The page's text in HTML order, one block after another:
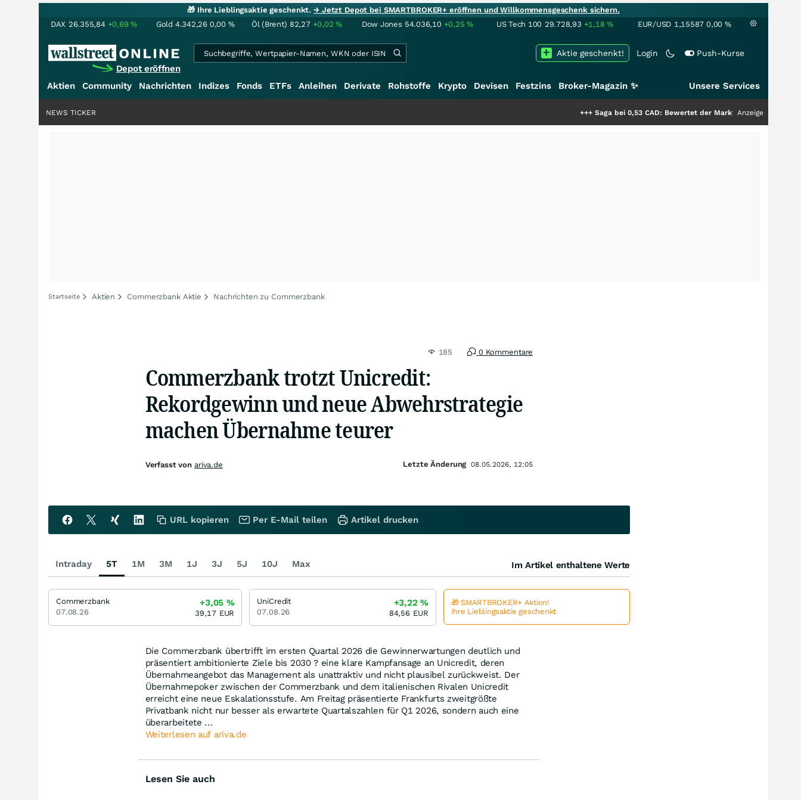
🎁 Ihre Lieblingsaktie geschenkt.→ Jetzt Depot bei SMARTBROKER+ eröffnen und Willkommensgeschenk sichern.
DAX 26.355,84 +0,69% Gold 4.342,26 0,00 % Öl (Brent) 82,27 +0,02% Dow Jones 54.036,10 +0,25% US Tech 100 29.728,93 +1,18% EUR/USD 1,15587 0,00 %
Depot eröffnen
Login Push-Kurse
Aktie geschenkt!
Aktien Community Nachrichten Indizes Fonds ETFs Anleihen Derivate Rohstoffe Krypto Devisen Festzins Broker-Magazin ✨ Unsere Services
Saga bei 0,53 CAD: Bewertet der Markt noch immer nur die Hälfte der
Anzeige
NEWS TICKER
Startseite Aktien Commerzbank Aktie Nachrichten zu Commerzbank
185 0 Kommentare
Commerzbank trotzt Unicredit:
Rekordgewinn und neue Abwehrstrategie
machen Übernahme teurer
Die Commerzbank übertrifft im ersten Quartal 2026 die Gewinnerwartungen deutlich und
präsentiert ambitionierte Ziele bis 2030 ? eine klare Kampfansage an Unicredit, deren
Übernahmeangebot das Management als unattraktiv und nicht plausibel zurückweist. Der
Übernahmepoker zwischen der Commerzbank und dem italienischen Rivalen Unicredit
erreicht eine neue Eskalationsstufe. Am Freitag präsentierte Frankfurts zweitgrößte
Privatbank nicht nur besser als erwartete Quartalszahlen für Q1 2026, sondern auch eine
überarbeitete ...
Weiterlesen auf ariva.de
Lesen Sie auch
Verfasst von ariva.de Letzte Änderung 08.05.2026, 12:05
URL kopieren Per E-Mail teilen Artikel drucken
Intraday 5T 1M 3M 1J 3J 5J 10J Max Im Artikel enthaltene Werte
Commerzbank
07.08.26
+3,05 %
39,17 EUR
UniCredit
07.08.26
+3,22 %
84,56 EUR
🎁 SMARTBROKER+ Aktion!
Ihre Lieblingsaktie geschenkt